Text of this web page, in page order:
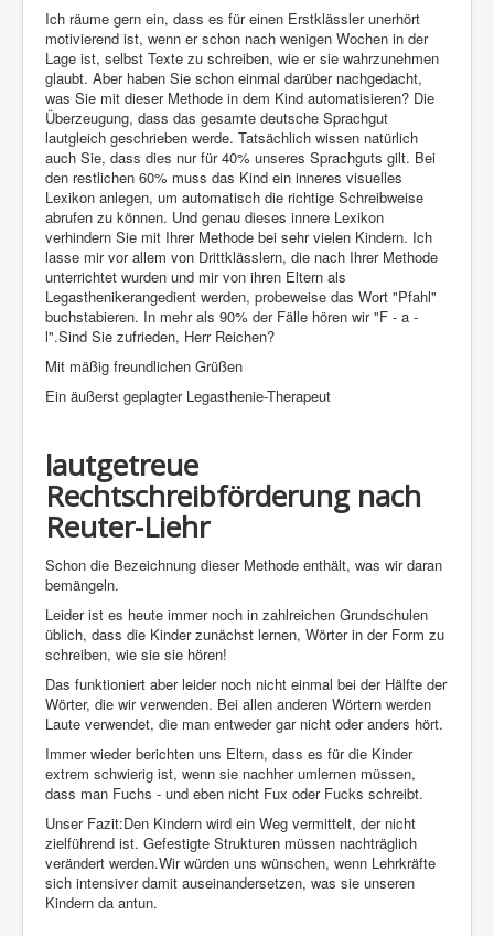
Ich räume gern ein, dass es für einen Erstklässler unerhört
motivierend ist, wenn er schon nach wenigen Wochen in der
Lage ist, selbst Texte zu schreiben, wie er sie wahrzunehmen
glaubt. Aber haben Sie schon einmal darüber nachgedacht,
was Sie mit dieser Methode in dem Kind automatisieren? Die
Überzeugung, dass das gesamte deutsche Sprachgut
lautgleich geschrieben werde. Tatsächlich wissen natürlich
auch Sie, dass dies nur für 40% unseres Sprachguts gilt. Bei
den restlichen 60% muss das Kind ein inneres visuelles
Lexikon anlegen, um automatisch die richtige Schreibweise
abrufen zu können. Und genau dieses innere Lexikon
verhindern Sie mit Ihrer Methode bei sehr vielen Kindern. Ich
lasse mir vor allem von Drittklässlern, die nach Ihrer Methode
unterrichtet wurden und mir von ihren Eltern als
Legasthenikerangedient werden, probeweise das Wort "Pfahl"
buchstabieren. In mehr als 90% der Fälle hören wir "F - a -
l".Sind Sie zufrieden, Herr Reichen?
Mit mäßig freundlichen Grüßen
Ein äußerst geplagter Legasthenie-Therapeut
lautgetreue
Rechtschreibförderung nach
Reuter-Liehr
Schon die Bezeichnung dieser Methode enthält, was wir daran
bemängeln.
Leider ist es heute immer noch in zahlreichen Grundschulen
üblich, dass die Kinder zunächst lernen, Wörter in der Form zu
schreiben, wie sie sie hören!
Das funktioniert aber leider noch nicht einmal bei der Hälfte der
Wörter, die wir verwenden. Bei allen anderen Wörtern werden
Laute verwendet, die man entweder gar nicht oder anders hört.
Immer wieder berichten uns Eltern, dass es für die Kinder
extrem schwierig ist, wenn sie nachher umlernen müssen,
dass man Fuchs - und eben nicht Fux oder Fucks schreibt.
Unser Fazit:Den Kindern wird ein Weg vermittelt, der nicht
zielführend ist. Gefestigte Strukturen müssen nachträglich
verändert werden.Wir würden uns wünschen, wenn Lehrkräfte
sich intensiver damit auseinandersetzen, was sie unseren
Kindern da antun.